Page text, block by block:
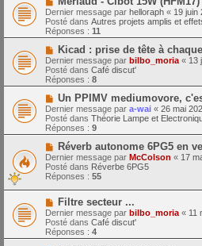
g
e
m
e
s
s
a
g
e
o
u
v
e
a
u
m
e
s
s
a
g
e
Dernier message par helloraph « 19 juin
Posté dans Autres projets amplis et
Réponses : 11
N
o
u
v
e
a
m
e
s
s
a
g
e
Kicad : prise de tête à
Dernier message par bilbo_moria « 13
Posté dans Café discut'
Réponses : 8
N
o
u
v
e
a
u
m
e
s
s
a
g
e
Un PPIMV mediumovore,
Dernier message par a-wai « 26 mai
Posté dans Théorie Lampe et
Réponses : 9
N
o
u
v
e
a
m
e
s
s
Réverb autonome 6PG5 en
Dernier message par McColson « 17
Posté dans Réverbe 6PG5
Réponses : 55
N
o
u
v
e
Filtre secteur ...
Dernier message par bilbo_moria« 11
Posté dans Café discut'
Réponses : 4